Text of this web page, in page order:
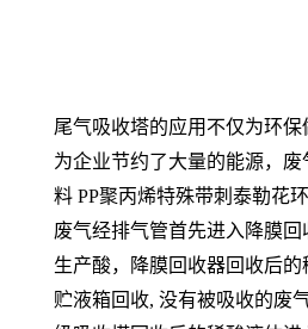
尾气吸收塔的应用不仅为环保
为企业节约了大量的能源，
料 PP聚丙烯特殊带刺泰勒花
废气经排气管首先进入降膜
生产酸，降膜回收器回收后
贮液箱回收, 没有被吸收的废